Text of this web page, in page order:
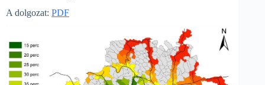
A dolgozat: PDF